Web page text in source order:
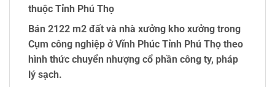
thuộc Tỉnh Phú Thọ
Bán 2122 m2 đất và nhà xưởng kho xưởng trong
Cụm công nghiệp ở Vĩnh Phúc Tỉnh Phú Thọ theo
hình thức chuyển nhượng cổ phần công ty, pháp
lý sạch.